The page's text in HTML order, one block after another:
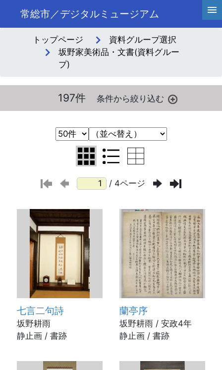
常総市／デジタルミュージアム
トップページ
資料グループ選択
坂野家美術品・文書(資料グルー
プ)
197件
/ 4ページ
七言二句詩
坂野耕雨
静止画 / 書跡
蘭亭序
坂野耕雨 / 安政4年
静止画 / 書跡